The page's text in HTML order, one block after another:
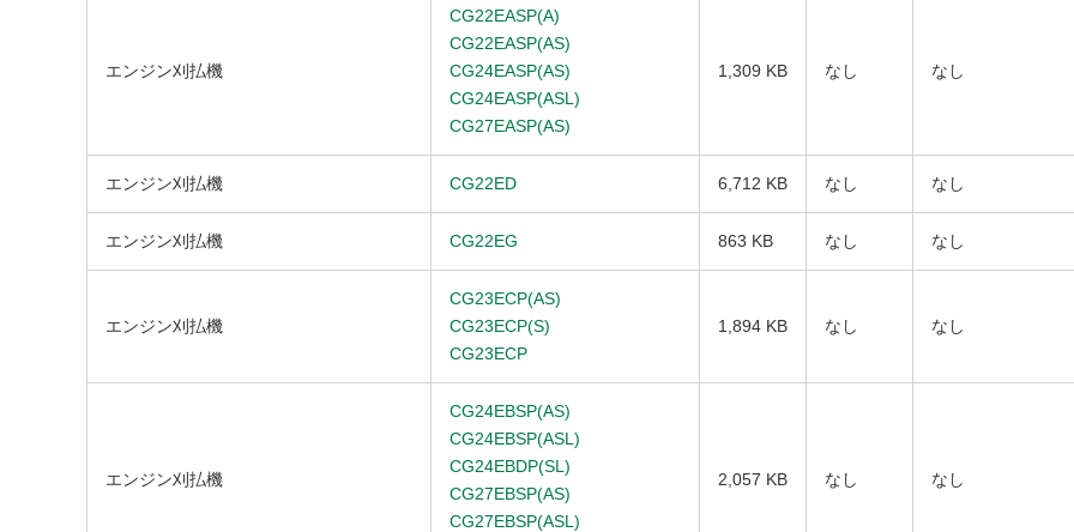
エンジン刈払機
CG22EASP(A)
CG22EASP(AS)
CG24EASP(AS)
CG24EASP(ASL)
CG27EASP(AS)
1,309 KB なし なし
エンジン刈払機 CG22ED 6,712 KB なし なし
エンジン刈払機 CG22EG 863 KB なし なし
エンジン刈払機
CG23ECP(AS)
CG23ECP(S)
CG23ECP
1,894 KB なし なし
エンジン刈払機
CG24EBSP(AS)
CG24EBSP(ASL)
CG24EBDP(SL)
CG27EBSP(AS)
CG27EBSP(ASL)
2,057 KB なし なし